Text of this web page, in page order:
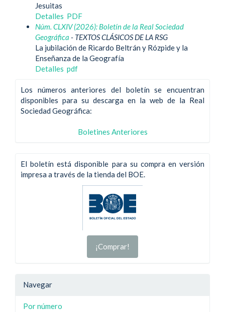
Jesuitas
Detalles PDF
Núm. CLXIV (2026): Boletín de la Real Sociedad
Geográfica - TEXTOS CLÁSICOS DE LA RSG
La jubilación de Ricardo Beltrán y Rózpide y la
Enseñanza de la Geografía
Detalles pdf
Los números anteriores del boletín se encuentran
disponibles para su descarga en la web de la Real
Sociedad Geográfica:
Boletines Anteriores
El boletín está disponible para su compra en versión
impresa a través de la tienda del BOE.
¡Comprar!
Navegar
Por número